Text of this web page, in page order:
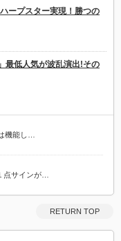
ープスター実現！勝つの
最低人気が波乱演出!その
機能し…
点サインが…
RETURN TOP